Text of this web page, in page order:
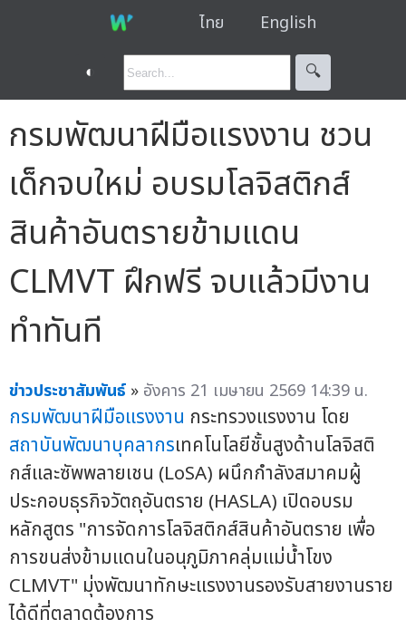
ไทย English
◐ 🔍︎
กรมพัฒนาฝีมือแรงงาน ชวน
เด็กจบใหม่ อบรมโลจิสติกส์
สินค้าอันตรายข้ามแดน
CLMVT ฝึกฟรี จบแล้วมีงาน
ทำทันที
ข่าวประชาสัมพันธ์ » อังคาร 21 เมษายน 2569 14:39 น.
กรมพัฒนาฝีมือแรงงาน กระทรวงแรงงาน โดย
สถาบันพัฒนาบุคลากรเทคโนโลยีชั้นสูงด้านโลจิสติ
กส์และซัพพลายเชน (LoSA) ผนึกกำลังสมาคมผู้
ประกอบธุรกิจวัตถุอันตราย (HASLA) เปิดอบรม
หลักสูตร "การจัดการโลจิสติกส์สินค้าอันตราย เพื่อ
การขนส่งข้ามแดนในอนุภูมิภาคลุ่มแม่น้ำโขง
CLMVT" มุ่งพัฒนาทักษะแรงงานรองรับสายงานราย
ได้ดีที่ตลาดต้องการ